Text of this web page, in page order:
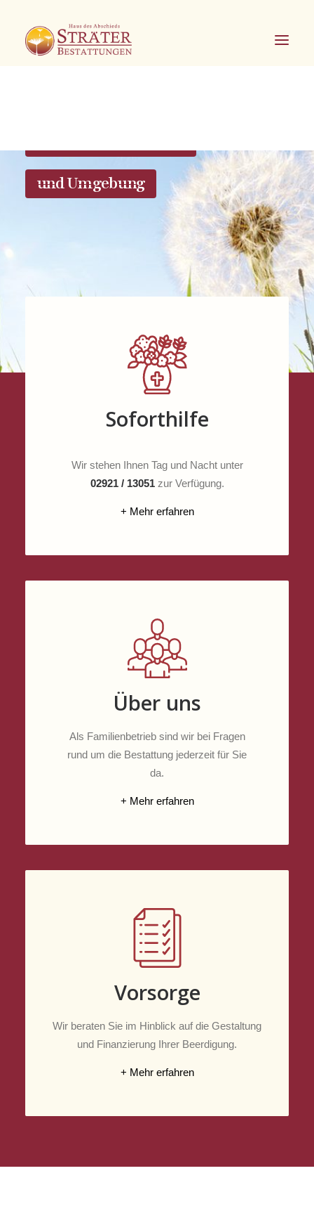
und Umgebung
Soforthilfe
Wir stehen Ihnen Tag und Nacht unter
02921 / 13051zur Verfügung.
+ Mehr erfahren
Über uns
Als Familienbetrieb sind wir bei Fragen
rund um die Bestattung jederzeit für Sie
da.
+ Mehr erfahren
Vorsorge
Wir beraten Sie im Hinblick auf die Gestaltung
und Finanzierung Ihrer Beerdigung.
+ Mehr erfahren